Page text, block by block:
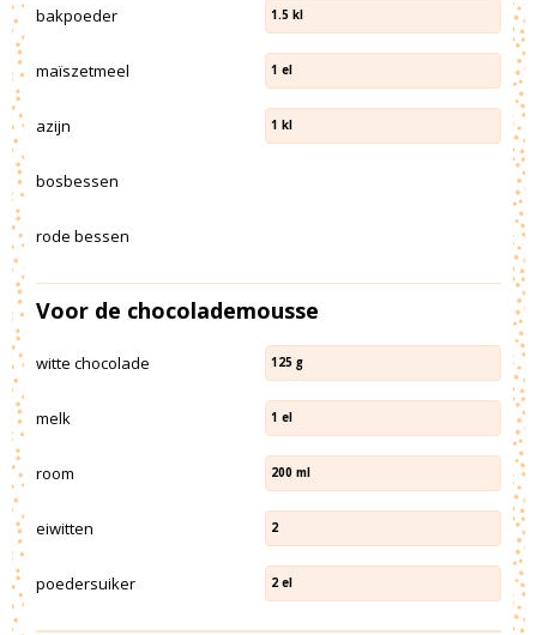
bakpoeder 1.5 kl
maïszetmeel 1 el
azijn 1 kl
bosbessen
rode bessen
Voor de chocolademousse
witte chocolade 125 g
melk 1 el
room 200 ml
eiwitten 2
poedersuiker 2 el